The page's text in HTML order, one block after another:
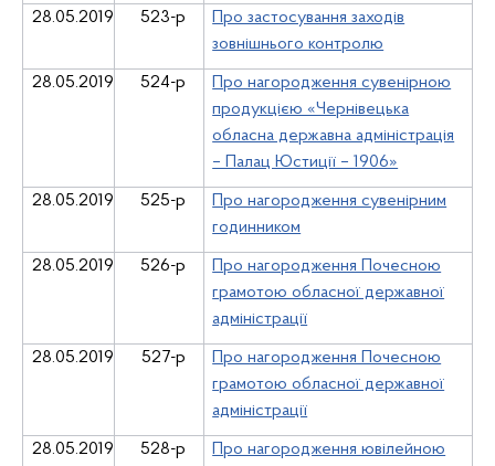
28.05.2019 523-р
Про застосування заходів
зовнішнього контролю
28.05.2019 524-р
Про нагородження сувенірною
продукцією «Чернівецька
обласна державна адміністрація
– Палац Юстиції – 1906»
28.05.2019 525-р
Про нагородження сувенірним
годинником
28.05.2019 526-р
Про нагородження Почесною
грамотою обласної державної
адміністрації
28.05.2019 527-р
Про нагородження Почесною
грамотою обласної державної
адміністрації
28.05.2019 528-р
Про нагородження ювілейною